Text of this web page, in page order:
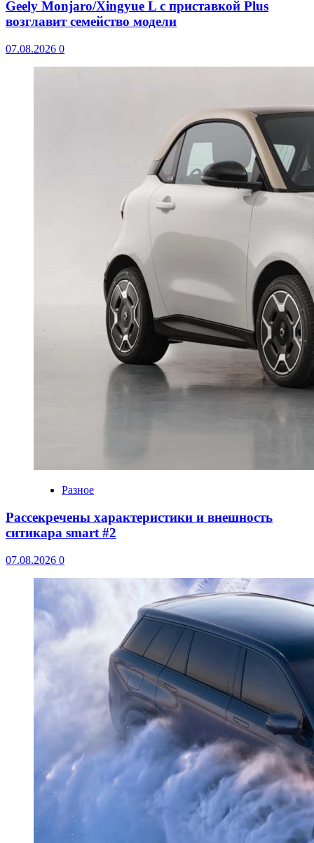
Geely Monjaro/Xingyue L с приставкой Plus
возглавит семейство модели
07.08.2026 0
Разное
Рассекречены характеристики и внешность
ситикара smart #2
07.08.2026 0